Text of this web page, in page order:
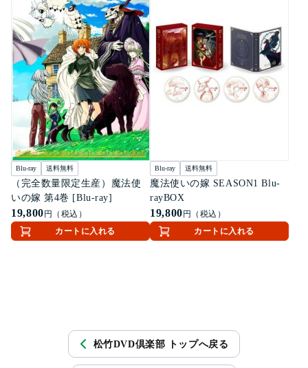
Blu-ray 送料無料
（完全数量限定生産）魔法使
いの嫁 第4巻 [Blu-ray]
19,800 円（税込）
カートに入れる
Blu-ray 送料無料
魔法使いの嫁 SEASON1 Blu-
rayBOX
19,800 円（税込）
カートに入れる
松竹DVD倶楽部 トップへ戻る